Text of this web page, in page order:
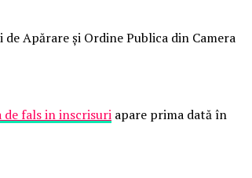
Apărare și Ordine Publica din Camera
de fals in inscrisuri apare prima dată în